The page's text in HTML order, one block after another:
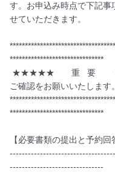
す。お申込み時点で下記事
せていただきます。
*******************************
ご確認をお願いいたします
*******************************
【必要書類の提出と予約回
-------------------------------